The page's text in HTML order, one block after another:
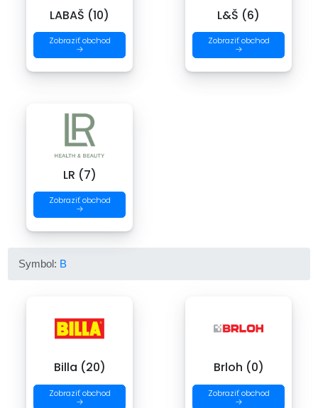
LABAŠ (10)
Zobraziť obchod
→
L&Š (6)
Zobraziť obchod
→
LR (7)
Zobraziť obchod
→
Symbol: B
Billa (20)
Zobraziť obchod
→
Brloh (0)
Zobraziť obchod
→